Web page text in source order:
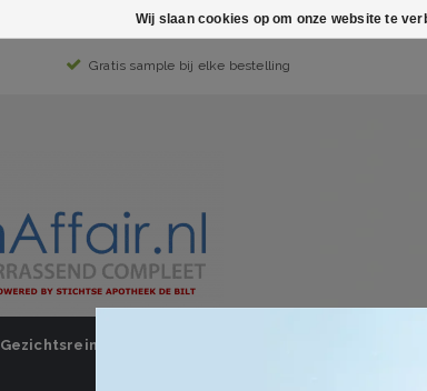
Gratis sample bij elke bestelling
Gezichtsreiniging
Wij slaan cookies op om onze website te